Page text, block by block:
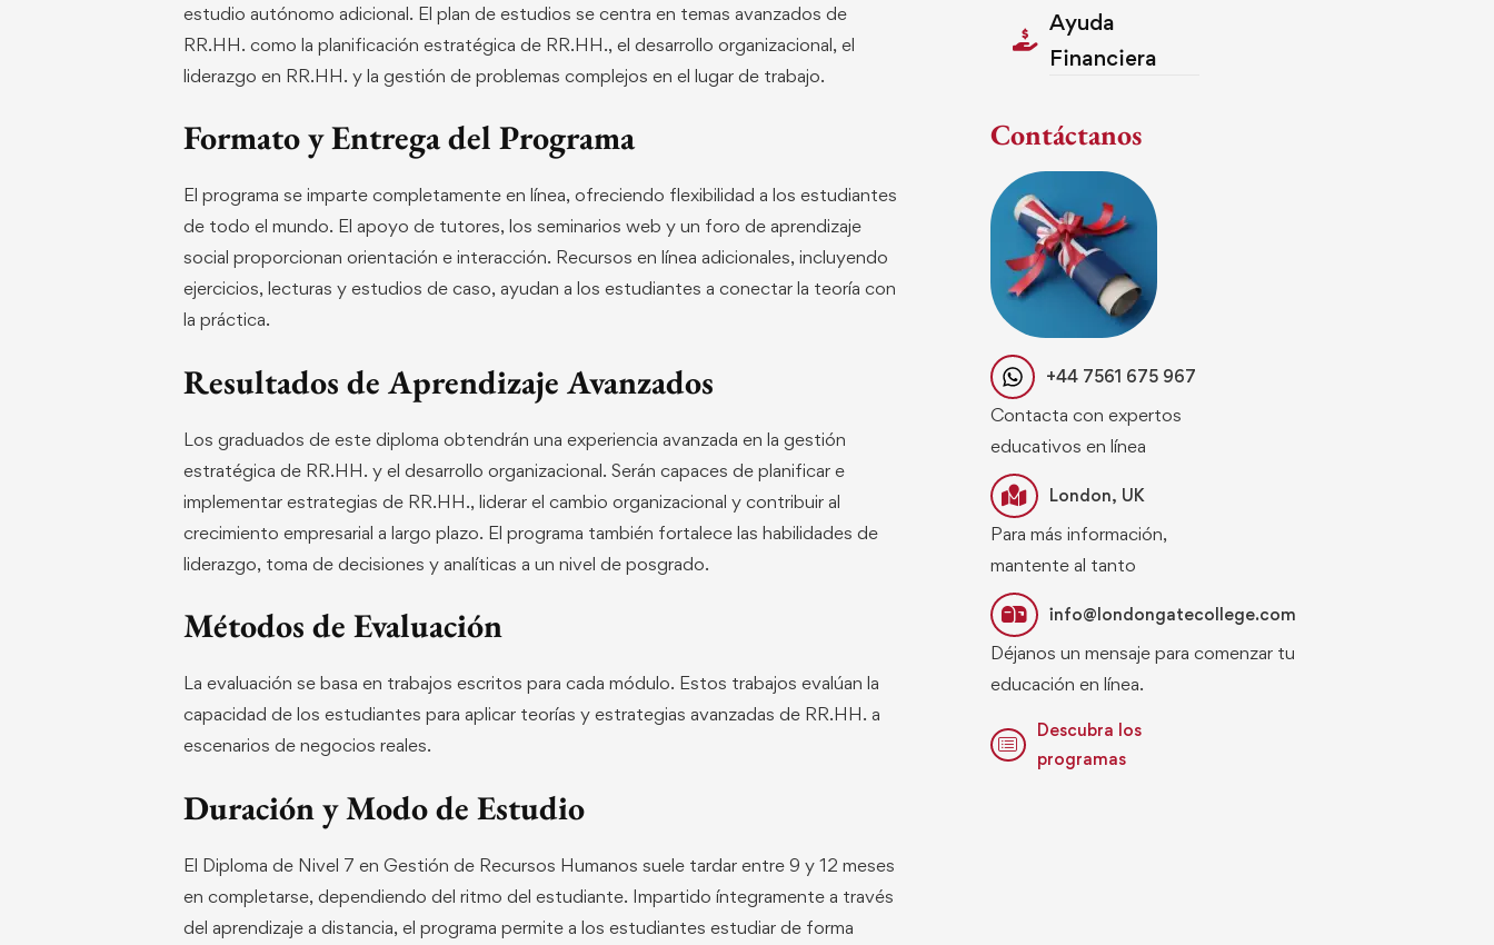
estudio autónomo adicional. El plan de estudios se centra en temas avanzados de
RR.HH. como la planificación estratégica de RR.HH., el desarrollo organizacional, el
liderazgo en RR.HH. y la gestión de problemas complejos en el lugar de trabajo.
Formato y Entrega del Programa
El programa se imparte completamente en línea, ofreciendo flexibilidad a los estudiantes
de todo el mundo. El apoyo de tutores, los seminarios web y un foro de aprendizaje
social proporcionan orientación e interacción. Recursos en línea adicionales, incluyendo
ejercicios, lecturas y estudios de caso, ayudan a los estudiantes a conectar la teoría con
la práctica.
Resultados de Aprendizaje Avanzados
Los graduados de este diploma obtendrán una experiencia avanzada en la gestión
estratégica de RR.HH. y el desarrollo organizacional. Serán capaces de planificar e
implementar estrategias de RR.HH., liderar el cambio organizacional y contribuir al
crecimiento empresarial a largo plazo. El programa también fortalece las habilidades de
liderazgo, toma de decisiones y analíticas a un nivel de posgrado.
Métodos de Evaluación
La evaluación se basa en trabajos escritos para cada módulo. Estos trabajos evalúan la
capacidad de los estudiantes para aplicar teorías y estrategias avanzadas de RR.HH. a
escenarios de negocios reales.
Duración y Modo de Estudio
El Diploma de Nivel 7 en Gestión de Recursos Humanos suele tardar entre 9 y 12 meses
en completarse, dependiendo del ritmo del estudiante. Impartido íntegramente a través
del aprendizaje a distancia, el programa permite a los estudiantes estudiar de forma
Ayuda
Financiera
Contáctanos
+44 7561 675 967
Contacta con expertos
educativos en línea
London, UK
Para más información,
mantente al tanto
info@londongatecollege.com
Déjanos un mensaje para comenzar tu
educación en línea.
Descubra los
programas